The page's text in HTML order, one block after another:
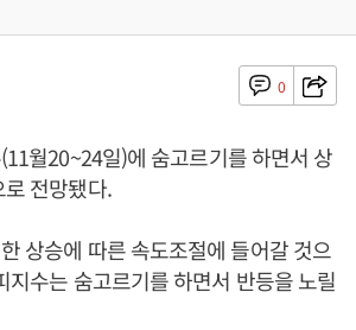
0
월20~24일)에 숨고르기를 하면서 상
전망됐다.
상승에 따른 속도조절에 들어갈 것으
지수는 숨고르기를 하면서 반등을 노릴